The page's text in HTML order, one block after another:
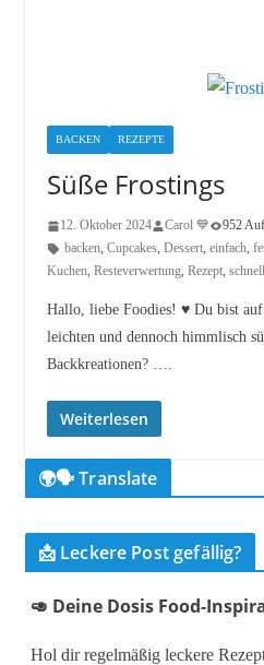
BACKEN REZEPTE
Süße Frostings
12. Oktober 2024 Carol 💙
952
backen, Cupcakes, Dessert, einfach,
Kuchen, Resteverwertung, Rezept, schnell
Hallo, liebe Foodies! ♥︎ Du bist auf
leichten und dennoch himmlisch
Backkreationen? ….
Weiterlesen
🌍🗣️ Translate
📩 Leckere Post gefällig?
🥑 Deine Dosis Food-
Hol dir regelmäßig leckere